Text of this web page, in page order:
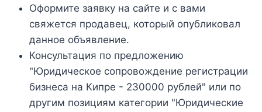
Оформите заявку на сайте и с вами
свяжется продавец, который опубликовал
данное объявление.
Консультация по предложению
"Юридическое сопровождение регистрации
бизнеса на Кипре - 230000 рублей" или по
другим позициям категории "Юридические